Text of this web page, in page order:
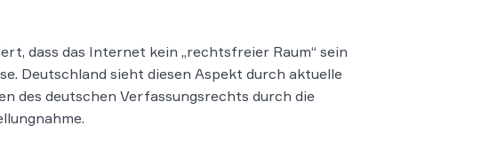
dass das Internet kein „rechtsfreier Raum“ sein
Deutschland sieht diesen Aspekt durch aktuelle
des deutschen Verfassungsrechts durch die